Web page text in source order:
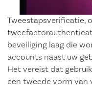
Tweestapsverificatie,
beveiliging laag die
accounts naast uw
Het vereist dat
een tweede vorm van